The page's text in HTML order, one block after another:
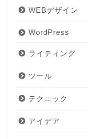
WEBデザイン
WordPress
ライティング
ツール
テクニック
アイデア